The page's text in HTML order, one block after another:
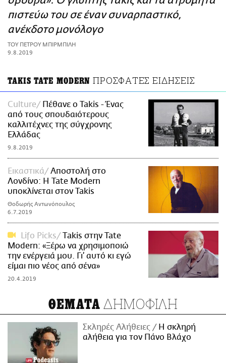
ΑΜΠΑ
PRINT
πιστεύω του σε έναν συναρπαστικό,
ανέκδοτο μονόλογο
ΤΟΥ ΠΕΤΡΟΥ ΜΠΙΡΜΠΙΛΗ
9.8.2019
TAKIS TATE MODERN ΠΡΟΣΦΑΤΕΣ ΕΙΔΗΣΕΙΣ
Culture
Πέθανε ο Takis - Ένας
από τους σπουδαιότερους
καλλιτέχνες της σύγχρονης
Ελλάδας
9.8.2019
Εικαστικά
Αποστολή στο
Λονδίνο: Η Tate Modern
υποκλίνεται στον Takis
Θοδωρής Αντωνόπουλος
6.7.2019
Lifo Picks
Τakis στην Tate
Modern: «Ξέρω να χρησιμοποιώ
την ενέργειά μου. Γι’ αυτό κι εγώ
είμαι πιο νέος από σένα»
20.4.2019
ΘΕΜΑΤΑ ΔΗΜΟΦΙΛΗ
Σκληρές Αλήθειες
H σκληρή
αλήθεια για τον Πάνο Βλάχο